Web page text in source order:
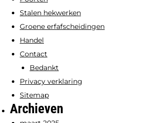
Stalen hekwerken
Groene erfafscheidingen
Handel
Contact
Bedankt
Privacy verklaring
Sitemap
Archieven